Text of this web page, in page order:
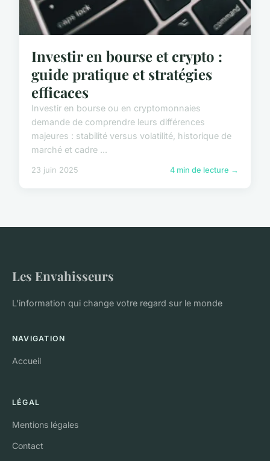
Investir en bourse et crypto :
guide pratique et stratégies
efficaces
Investir en bourse ou en cryptomonnaies
demande de comprendre leurs différences
majeures : stabilité versus volatilité, historique de
marché et cadre ...
23 juin 2025 4 min de lecture →
Les Envahisseurs
L'information qui change votre regard sur le monde
NAVIGATION
Accueil
LÉGAL
Mentions légales
Contact